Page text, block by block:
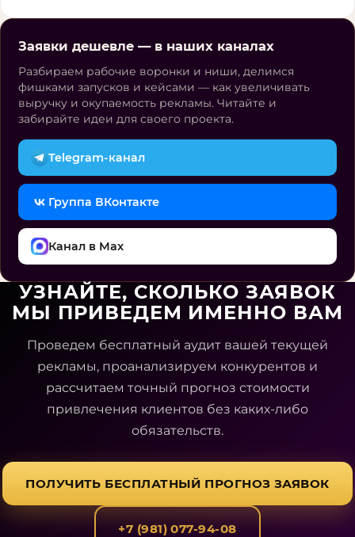
Заявки дешевле — в наших каналах
Разбираем рабочие воронки и ниши, делимся
фишками запусков и кейсами — как увеличивать
выручку и окупаемость рекламы. Читайте и
забирайте идеи для своего проекта.
Telegram-канал
Группа ВКонтакте
Канал в Max
УЗНАЙТЕ, СКОЛЬКО ЗАЯВОК
МЫ ПРИВЕДЕМ ИМЕННО ВАМ
Проведем бесплатный аудит вашей текущей
рекламы, проанализируем конкурентов и
рассчитаем точный прогноз стоимости
привлечения клиентов без каких-либо
обязательств.
ПОЛУЧИТЬ БЕСПЛАТНЫЙ ПРОГНОЗ ЗАЯВОК
+7 (981) 077-94-08